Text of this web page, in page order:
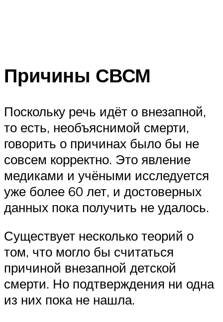
Причины СВСМ
Поскольку речь идёт о внезапной,
то есть, необъяснимой смерти,
говорить о причинах было бы не
совсем корректно. Это явление
медиками и учёными исследуется
уже более 60 лет, и достоверных
данных пока получить не удалось.
Существует несколько теорий о
том, что могло бы считаться
причиной внезапной детской
смерти. Но подтверждения ни одна
из них пока не нашла.